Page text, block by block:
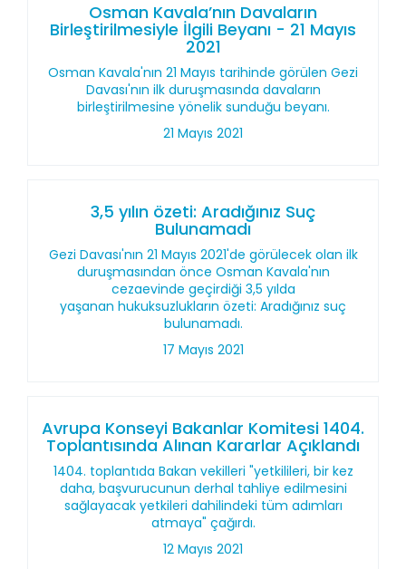
Osman Kavala’nın Davaların
Birleştirilmesiyle İlgili Beyanı - 21 Mayıs
2021
Osman Kavala'nın 21 Mayıs tarihinde görülen Gezi
Davası'nın ilk duruşmasında davaların
birleştirilmesine yönelik sunduğu beyanı.
21 Mayıs 2021
3,5 yılın özeti: Aradığınız Suç
Bulunamadı
Gezi Davası'nın 21 Mayıs 2021'de görülecek olan ilk
duruşmasından önce Osman Kavala'nın
cezaevinde geçirdiği 3,5 yılda
yaşanan hukuksuzlukların özeti: Aradığınız suç
bulunamadı.
17 Mayıs 2021
Avrupa Konseyi Bakanlar Komitesi 1404.
Toplantısında Alınan Kararlar Açıklandı
1404. toplantıda Bakan vekilleri "yetkilileri, bir kez
daha, başvurucunun derhal tahliye edilmesini
sağlayacak yetkileri dahilindeki tüm adımları
atmaya" çağırdı.
12 Mayıs 2021